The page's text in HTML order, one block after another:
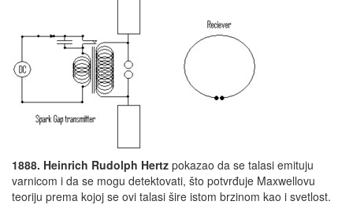
1888. Heinrich Rudolph Hertz pokazao da se talasi emituju
varnicom i da se mogu detektovati, što potvrđuje Maxwellovu
teoriju prema kojoj se ovi talasi šire istom brzinom kao i svetlost.